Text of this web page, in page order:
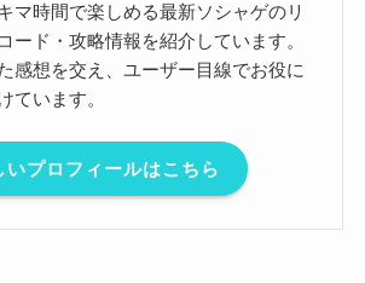
マ時間で楽しめる最新ソシャゲのリ
ード・攻略情報を紹介しています。
感想を交え、ユーザー目線でお役に
ています。
いプロフィールはこちら